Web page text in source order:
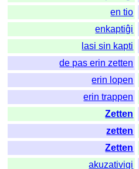
en tio
enkaptiĝi
lasi sin kapti
de pas erin zetten
erin lopen
erin trappen
Zetten
zetten
Zetten
akuzativigi